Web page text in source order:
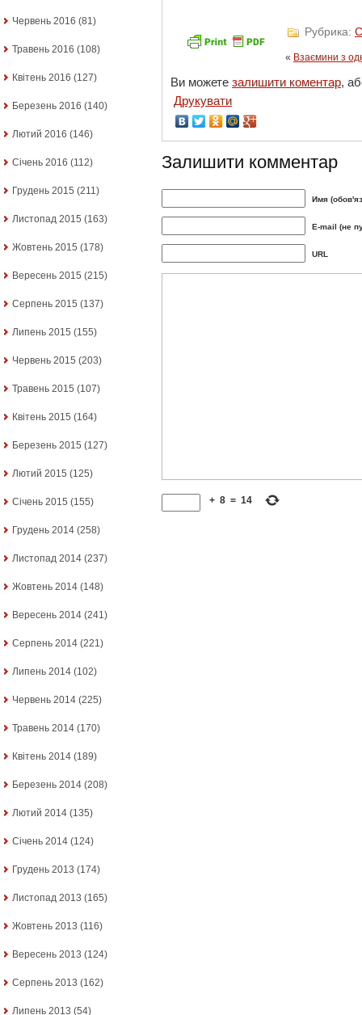
Червень 2016 (81)
Травень 2016 (108)
Квітень 2016 (127)
Березень 2016 (140)
Лютий 2016 (146)
Січень 2016 (112)
Грудень 2015 (211)
Листопад 2015 (163)
Жовтень 2015 (178)
Вересень 2015 (215)
Серпень 2015 (137)
Липень 2015 (155)
Червень 2015 (203)
Травень 2015 (107)
Квітень 2015 (164)
Березень 2015 (127)
Лютий 2015 (125)
Січень 2015 (155)
Грудень 2014 (258)
Листопад 2014 (237)
Жовтень 2014 (148)
Вересень 2014 (241)
Серпень 2014 (221)
Липень 2014 (102)
Червень 2014 (225)
Травень 2014 (170)
Квітень 2014 (189)
Березень 2014 (208)
Лютий 2014 (135)
Січень 2014 (124)
Грудень 2013 (174)
Листопад 2013 (165)
Жовтень 2013 (116)
Вересень 2013 (124)
Серпень 2013 (162)
Липень 2013 (54)
Рубрика:
« Взаємини з
Ви можете залишити коментар,
Друкувати
Залишити комментар
Имя
E-mail (не
URL
+ 8 = 14